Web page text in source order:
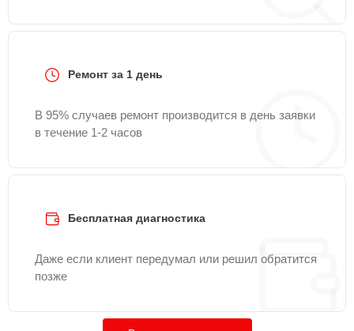
Ремонт за 1 день
В 95% случаев ремонт производится в день заявки
в течение 1-2 часов
Бесплатная диагностика
Даже если клиент передумал или решил обратится
позже